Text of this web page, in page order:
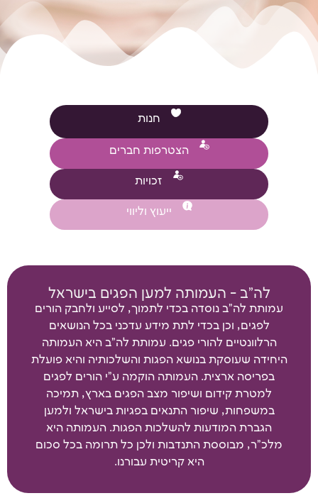
ייעוץ וליווי
זכויות
הצטרפות חברים
חנות
לה"ב - העמותה למען הפגים בישראל
עמותת לה"ב נוסדה בכדי לתמוך, לסייע ולחבק הורים
לפגים, וכן בכדי לתת מידע עדכני בכל הנושאים
הרלוונטיים להורי פגים. עמותת לה"ב היא העמותה
היחידה שעוסקת בנושא הפגות והשלכותיה והיא פועלת
בפריסה ארצית. העמותה הוקמה ע"י הורים לפגים
למטרת קידום ושיפור מצב הפגים בארץ, תמיכה
במשפחות, שיפור התנאים בפגיות בישראל ולמען
הגברת המודעות להשלכות הפגות. העמותה היא
מלכ"ר, מבוססת התנדבות ולכן כל תרומה בכל סכום
היא קריטית עבורנו.